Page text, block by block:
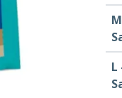
L